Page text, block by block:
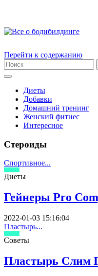
Перейти к содержанию
Диеты
Добавки
Домашний тренинг
Женский фитнес
Интересное
Стероиды
Спортивное...
Диеты
Гейнеры Pro
2022-01-03 15:16:04
Пластырь...
Советы
Пластырь Слим